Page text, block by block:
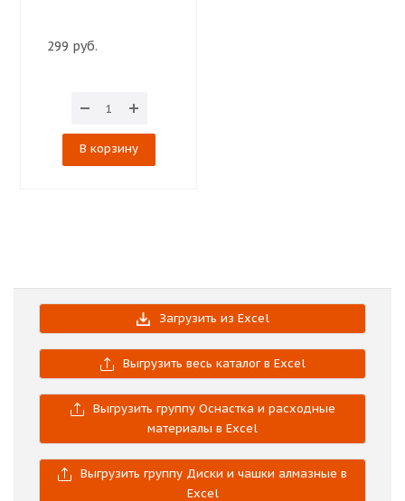
299 руб.
В корзину
Загрузить из Excel
Выгрузить весь каталог в Excel
Выгрузить группу Оснастка и расходные
материалы в Excel
Выгрузить группу Диски и чашки алмазные в
Excel